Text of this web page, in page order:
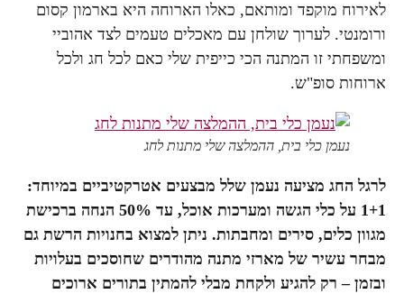
לאירוח מוקפד ומותאם, כאלו הארוחה היא בארמון קסום
ורומנטי. לערוך שולחן עם מאכלים טעמים לצד אהוביי
ומשפחתי זו המתנה הכי כייפית שלי כאם לכל חג ולכל
ארוחות סופ"ש.
נעמן כלי בית, ההמלצה שלי מתנות לחג
לרגל החג מציעה נעמן שלל מבצעים אטרקטיביים במיוחד:
1+1 על כלי הגשה ומערכות אוכל, עד 50% הנחה ברכישת
מגוון כלים, סירים ומחבתות. ניתן למצוא בחנויות הרשת גם
מבחר עשיר של מארזי מתנה מהודרים שחוסכים בעלויות
ובזמן – רק להגיע ולקחת מבלי להמתין בתורים ארוכים